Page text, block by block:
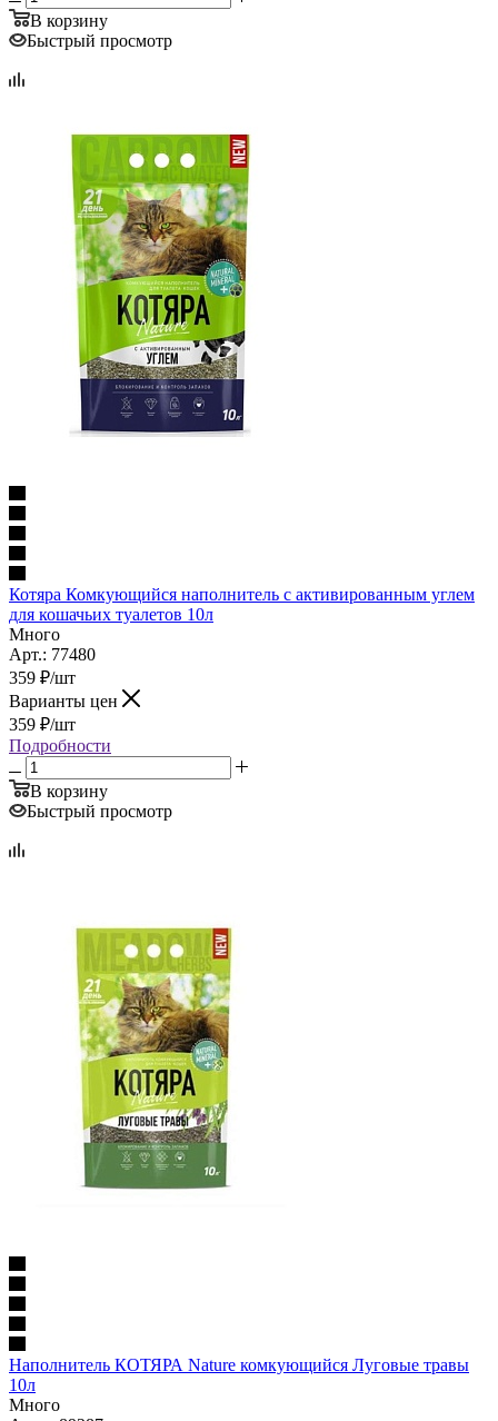
В корзину
Быстрый просмотр
Котяра Комкующийся наполнитель с активированным углем
для кошачьих туалетов 10л
Много
Арт.: 77480
359 ₽/шт
Варианты цен
359 ₽/шт
Подробности
В корзину
Быстрый просмотр
Наполнитель КОТЯРА Nature комкующийся Луговые травы
10л
Много